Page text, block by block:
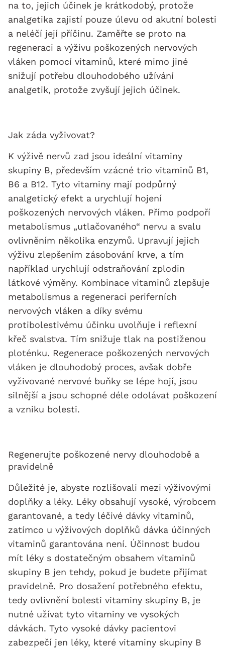
na to, jejich účinek je krátkodobý, protože
analgetika zajistí pouze úlevu od akutní bolesti
a neléčí její příčinu. Zaměřte se proto na
regeneraci a výživu poškozených nervových
vláken pomocí vitaminů, které mimo jiné
snižují potřebu dlouhodobého užívání
analgetik, protože zvyšují jejich účinek.
Jak záda vyživovat?
K výživě nervů zad jsou ideální vitaminy
skupiny B, především vzácné trio vitaminů B1,
B6 a B12. Tyto vitaminy mají podpůrný
analgetický efekt a urychlují hojení
poškozených nervových vláken. Přímo podpoří
metabolismus „utlačovaného“ nervu a svalu
ovlivněním několika enzymů. Upravují jejich
výživu zlepšením zásobování krve, a tím
například urychlují odstraňování zplodin
látkové výměny. Kombinace vitaminů zlepšuje
metabolismus a regeneraci periferních
nervových vláken a díky svému
protibolestivému účinku uvolňuje i reflexní
křeč svalstva. Tím snižuje tlak na postiženou
ploténku. Regenerace poškozených nervových
vláken je dlouhodobý proces, avšak dobře
vyživované nervové buňky se lépe hojí, jsou
silnější a jsou schopné déle odolávat poškození
a vzniku bolesti.
Regenerujte poškozené nervy dlouhodobě a
pravidelně
Důležité je, abyste rozlišovali mezi výživovými
doplňky a léky. Léky obsahují vysoké, výrobcem
garantované, a tedy léčivé dávky vitaminů,
zatímco u výživových doplňků dávka účinných
vitaminů garantována není. Účinnost budou
mít léky s dostatečným obsahem vitaminů
skupiny B jen tehdy, pokud je budete přijímat
pravidelně. Pro dosažení potřebného efektu,
tedy ovlivnění bolesti vitaminy skupiny B, je
nutné užívat tyto vitaminy ve vysokých
dávkách. Tyto vysoké dávky pacientovi
zabezpečí jen léky, které vitaminy skupiny B